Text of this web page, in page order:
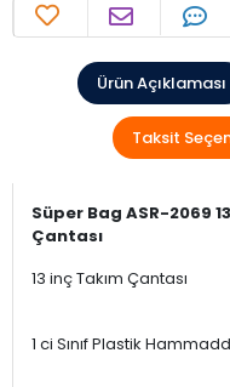
Ürün Açıklaması
Taksit
Süper Bag ASR-2069
Çantası
13 inç Takım Çantası
1 ci Sınıf Plastik